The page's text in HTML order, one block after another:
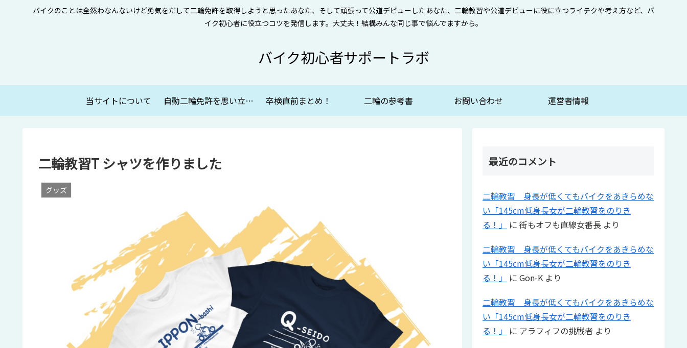
バイクのことは全然わなんないけど勇気をだして二輪免許を取得しようと思ったあなた、そして頑張って公道デビューしたあなた、二輪教習や公道デビューに役に立つライテクや考え方など、バ
イク初心者に役立つコツを発信します。大丈夫！結構みんな同じ事で悩んでますから。
バイク初心者サポートラボ
当サイトについて 自動二輪免許を思い立ったらまず読む！ 卒検直前まとめ！ 二輪の参考書 お問い合わせ 運営者情報
二輪教習T シャツを作りました
グッズ
最近のコメント
二輪教習 身長が低くてもバイクをあきらめな
い「145cm低身長女が二輪教習をのりき
る！」
に 街もオフも直線女番長 より
二輪教習 身長が低くてもバイクをあきらめな
い「145cm低身長女が二輪教習をのりき
る！」
に Gon-K より
二輪教習 身長が低くてもバイクをあきらめな
い「145cm低身長女が二輪教習をのりき
る！」
に アラフィフの挑戦者 より